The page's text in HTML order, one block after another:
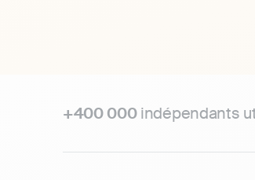
+400 000indépendants